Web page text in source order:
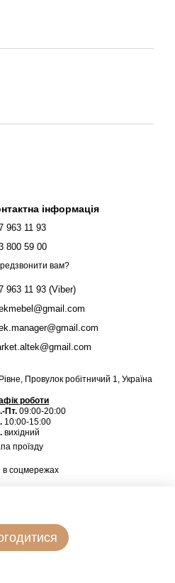
інформація
963 11 93
800 59 00
вам?
963 11 93 (Viber)
Провулок робітничий 1, Україна
роботи
Пт. 09:00-20:00
10:00-15:00
вихідний
проїзду
в соцмережах